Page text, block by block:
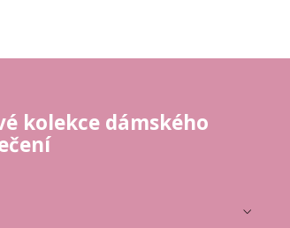
kolekce dámského